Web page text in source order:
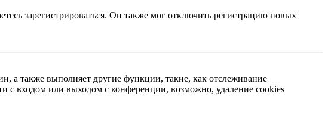
зарегистрироваться. Он также мог отключить регистрацию новых
а также выполняет другие функции, такие, как отслеживание
с входом или выходом с конференции, возможно, удаление cookies